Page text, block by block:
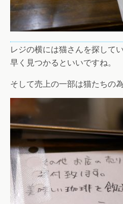
レジの横には猫さんを探して
早く見つかるといいですね。
そして売上の一部は猫たちの